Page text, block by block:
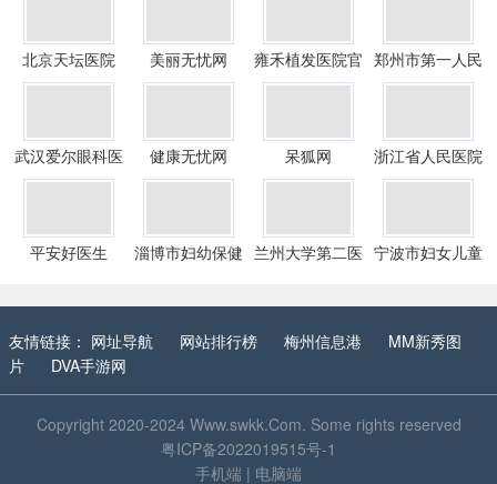
北京天坛医院 美丽无忧网
雍禾植发医院官
网
郑州市第一人民
医院
武汉爱尔眼科医
院
健康无忧网 呆狐网 浙江省人民医院
平安好医生
淄博市妇幼保健 兰州大学第二医 宁波市妇女儿童
友情链接： 网址导航 网站排行榜 梅州信息港
MM新秀图
片
DVA手游网
Copyright 2020-2024 Www.swkk.Com. Some rights reserved
粤ICP备2022019515号-1
手机端 | 电脑端